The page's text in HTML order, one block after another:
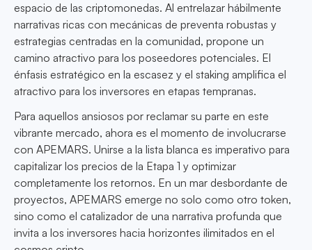
espacio de las criptomonedas. Al entrelazar hábilmente
narrativas ricas con mecánicas de preventa robustas y
estrategias centradas en la comunidad, propone un
camino atractivo para los poseedores potenciales. El
énfasis estratégico en la escasez y el staking amplifica el
atractivo para los inversores en etapas tempranas.
Para aquellos ansiosos por reclamar su parte en este
vibrante mercado, ahora es el momento de involucrarse
con APEMARS. Unirse a la lista blanca es imperativo para
capitalizar los precios de la Etapa 1 y optimizar
completamente los retornos. En un mar desbordante de
proyectos, APEMARS emerge no solo como otro token,
sino como el catalizador de una narrativa profunda que
invita a los inversores hacia horizontes ilimitados en el